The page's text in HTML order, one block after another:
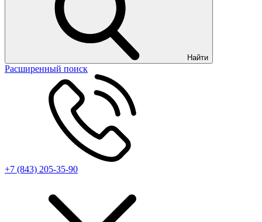
Найти
Расширенный поиск
+7 (843) 205-35-90